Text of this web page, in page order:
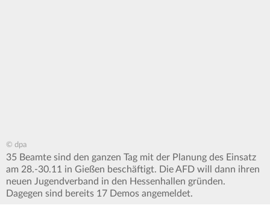
© dpa
35 Beamte sind den ganzen Tag mit der Planung des Einsatz
am 28.-30.11 in Gießen beschäftigt. Die AFD will dann ihren
neuen Jugendverband in den Hessenhallen gründen.
Dagegen sind bereits 17 Demos angemeldet.